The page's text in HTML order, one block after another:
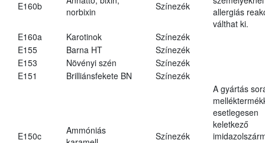
E160b
norbixin
Színezék
allergiás
válthat ki.
E160a
Karotinok
Színezék
E155
Barna HT
Színezék
E153
Növényi szén
Színezék
E151
Brilliánsfekete BN Színezék
E150c
Ammóniás
Színezék
A gyártás
esetlegesen
keletkező